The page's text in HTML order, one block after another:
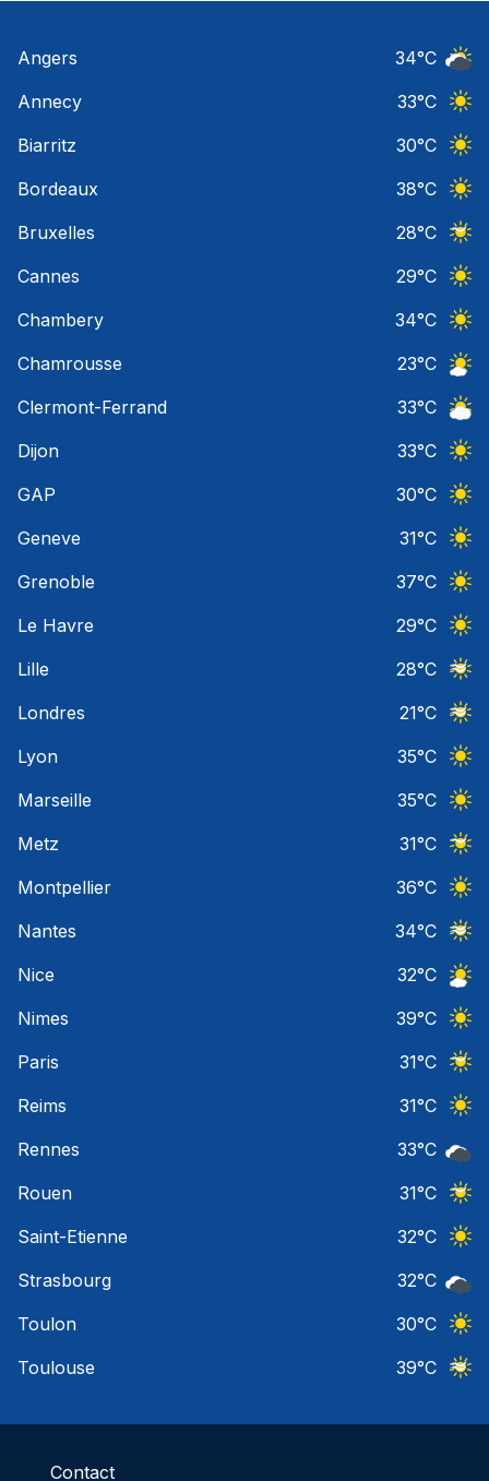
Angers 34°C
Annecy
33°C
Biarritz
30°C
Bordeaux
38°C
Bruxelles
28°C
Cannes
29°C
Chambery
34°C
Chamrousse
23°C
Clermont-Ferrand
33°C
Dijon
33°C
GAP
30°C
Geneve
31°C
Grenoble
37°C
Le Havre
29°C
Lille
28°C
Londres
21°C
Lyon
35°C
Marseille
35°C
Metz
31°C
Montpellier
36°C
Nantes
34°C
Nice
32°C
Nimes
39°C
Paris
31°C
Reims
31°C
Rennes
33°C
Rouen
31°C
Saint-Etienne
32°C
Strasbourg
32°C
Toulon
30°C
Toulouse
39°C
Contact